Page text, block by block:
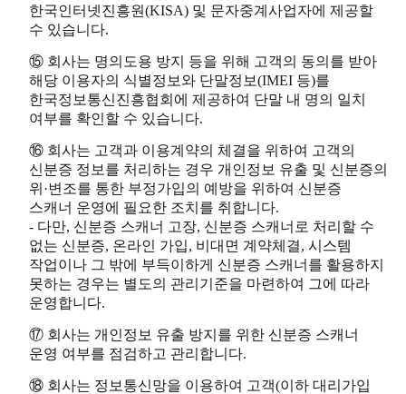
한국인터넷진흥원(KISA) 및 문자중계사업자에 제공할
수 있습니다.
⑮ 회사는 명의도용 방지 등을 위해 고객의 동의를 받아
해당 이용자의 식별정보와 단말정보(IMEI 등)를
한국정보통신진흥협회에 제공하여 단말 내 명의 일치
여부를 확인할 수 있습니다.
⑯ 회사는 고객과 이용계약의 체결을 위하여 고객의
신분증 정보를 처리하는 경우 개인정보 유출 및 신분증의
위·변조를 통한 부정가입의 예방을 위하여 신분증
스캐너 운영에 필요한 조치를 취합니다.
- 다만, 신분증 스캐너 고장, 신분증 스캐너로 처리할 수
없는 신분증, 온라인 가입, 비대면 계약체결, 시스템
작업이나 그 밖에 부득이하게 신분증 스캐너를 활용하지
못하는 경우는 별도의 관리기준을 마련하여 그에 따라
운영합니다.
⑰ 회사는 개인정보 유출 방지를 위한 신분증 스캐너
운영 여부를 점검하고 관리합니다.
⑱ 회사는 정보통신망을 이용하여 고객(이하 대리가입